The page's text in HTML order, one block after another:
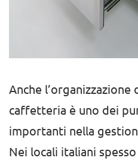
Anche l’organizzazione
caffetteria è uno dei
importanti nella
Nei locali italiani spesso